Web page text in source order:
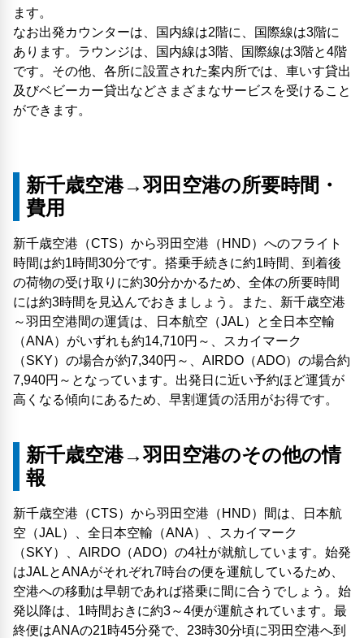
ます。
なお出発カウンターは、国内線は2階に、国際線は3階に
あります。ラウンジは、国内線は3階、国際線は3階と4階
です。その他、各所に設置された案内所では、車いす貸出
及びベビーカー貸出などさまざまなサービスを受けること
ができます。
新千歳空港→羽田空港の所要時間・
費用
新千歳空港（CTS）から羽田空港（HND）へのフライト
時間は約1時間30分です。搭乗手続きに約1時間、到着後
の荷物の受け取りに約30分かかるため、全体の所要時間
には約3時間を見込んでおきましょう。また、新千歳空港
～羽田空港間の運賃は、日本航空（JAL）と全日本空輸
（ANA）がいずれも約14,710円～、スカイマーク
（SKY）の場合が約7,340円～、AIRDO（ADO）の場合約
7,940円～となっています。出発日に近い予約ほど運賃が
高くなる傾向にあるため、早割運賃の活用がお得です。
新千歳空港→羽田空港のその他の情
報
新千歳空港（CTS）から羽田空港（HND）間は、日本航
空（JAL）、全日本空輸（ANA）、スカイマーク
（SKY）、AIRDO（ADO）の4社が就航しています。始発
はJALとANAがそれぞれ7時台の便を運航しているため、
空港への移動は早朝であれば搭乗に間に合うでしょう。始
発以降は、1時間おきに約3～4便が運航されています。最
終便はANAの21時45分発で、23時30分頃に羽田空港へ到